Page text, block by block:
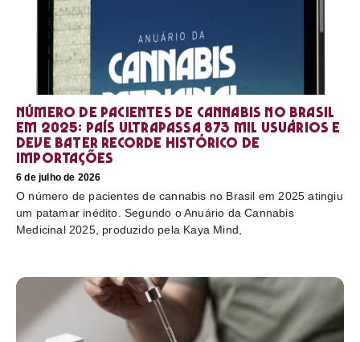
Número de pacientes de cannabis no Brasil
em 2025: país ultrapassa 873 mil usuários e
deve bater recorde histórico de
importações
6 de julho de 2026
O número de pacientes de cannabis no Brasil em 2025 atingiu
um patamar inédito. Segundo o Anuário da Cannabis
Medicinal 2025, produzido pela Kaya Mind,